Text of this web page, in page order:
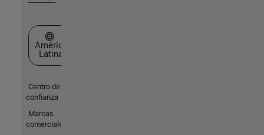
Seleccione un país/idioma
América
Latina
Centro de
confianza
Marcas
comerciales